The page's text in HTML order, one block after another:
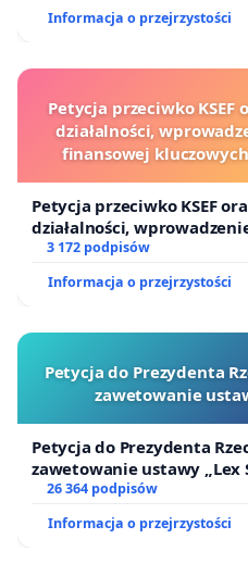
Informacja o przejrzystości
Petycja przeciwko KSEF
działalności,
finansowej
Petycja przeciwko KSEF
działalności,
finansowej kluczowych
3 172 podpisów
Informacja o przejrzystości
Petycja do Prezydenta
zawetowanie
Petycja do Prezydenta
zawetowanie ustawy „Lex
26 364 podpisów
Informacja o przejrzystości